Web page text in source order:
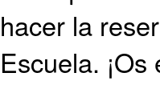
hacer la
Escuela.